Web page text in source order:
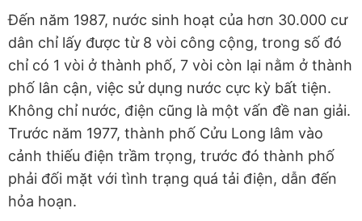
Đến năm 1987, nước sinh hoạt của hơn 30.000 cư
dân chỉ lấy được từ 8 vòi công cộng, trong số đó
chỉ có 1 vòi ở thành phố, 7 vòi còn lại nằm ở thành
phố lân cận, việc sử dụng nước cực kỳ bất tiện.
Không chỉ nước, điện cũng là một vấn đề nan giải.
Trước năm 1977, thành phố Cửu Long lâm vào
cảnh thiếu điện trầm trọng, trước đó thành phố
phải đối mặt với tình trạng quá tải điện, dẫn đến
hỏa hoạn.